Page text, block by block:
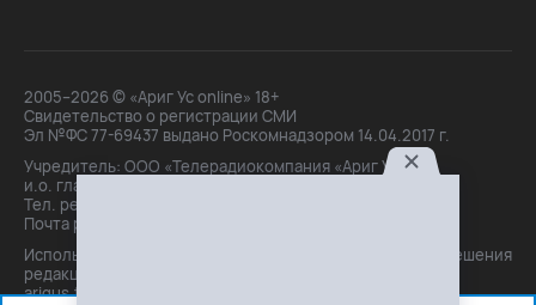
2005–2026 © «Ариг Ус online» 18+
Свидетельство о регистрации СМИ
Эл №ФС 77-69437 выдано Роскомнадзором 14.04.2017 г.
Учредитель: ООО «Телерадиокомпания «Ариг Ус»,
и.о. главного редактора: Маханова О.Б.
Тел. peдakции: +7(3012)21-30-14,
Почта peдakции: editor@arigus.tv
Использование материалов только с письменного разрешения
редакции. При цитировании прямая активная ссылка на
arigus.tv обязательна.